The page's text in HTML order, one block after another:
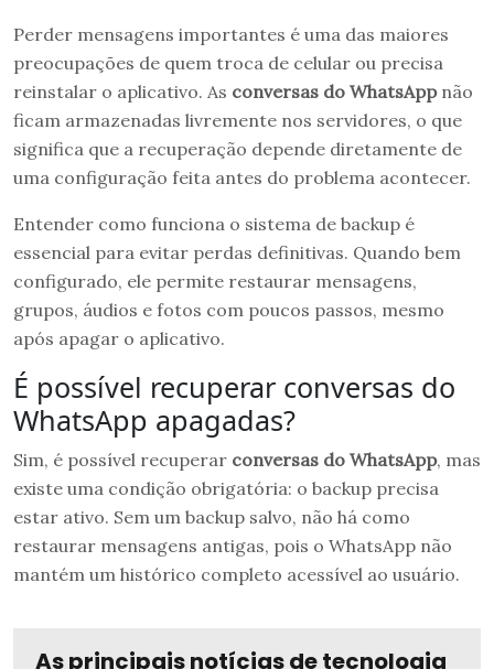
Perder mensagens importantes é uma das maiores
preocupações de quem troca de celular ou precisa
reinstalar o aplicativo. As conversas do WhatsAppnão
ficam armazenadas livremente nos servidores, o que
significa que a recuperação depende diretamente de
uma configuração feita antes do problema acontecer.
Entender como funciona o sistema de backup é
essencial para evitar perdas definitivas. Quando bem
configurado, ele permite restaurar mensagens,
grupos, áudios e fotos com poucos passos, mesmo
após apagar o aplicativo.
É possível recuperar conversas do
WhatsApp apagadas?
Sim, é possível recuperar conversas do WhatsApp, mas
existe uma condição obrigatória: o backup precisa
estar ativo. Sem um backup salvo, não há como
restaurar mensagens antigas, pois o WhatsApp não
mantém um histórico completo acessível ao usuário.
As principais notícias de tecnologia